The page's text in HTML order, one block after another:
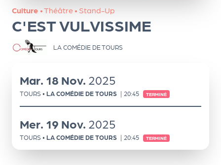
Culture •Théâtre • Stand-Up
C'EST VULVISSIME
LA COMÉDIE DE TOURS
Mar. 18 Nov. 2025
TOURS • LA COMÉDIE DE TOURS | 20:45 TERMINÉ
Mer. 19 Nov. 2025
TOURS • LA COMÉDIE DE TOURS | 20:45 TERMINÉ
ns
PR
O
G!
PR
O
G!
Le
Ma
g